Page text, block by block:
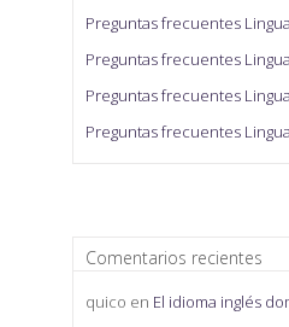
Preguntas frecuentes
Preguntas frecuentes
Preguntas frecuentes
Preguntas frecuentes
Comentarios recientes
quico en El idioma inglés